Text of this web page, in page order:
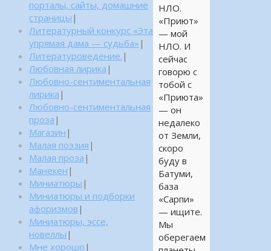
НЛО.
«Приют»
— мой
НЛО. И
сейчас
говорю с
тобой с
«Приюта»
— он
недалеко
от Земли,
скоро
буду в
Батуми,
база
«Сарпи»
— ищите.
Мы
оберегаем
порталы, сайты, домашние
страницы |
Литературный конкурс «Эта
упрямая дама — судьба» |
Литературоведение. |
Любовная лирика |
Любовно-сентиментальная
лирика |
Любовно-сентиментальная
проза |
Магазин |
Малая поэзия |
Малая проза |
Манекен |
Миниатюры |
Миниатюры и подборки
афоризмов |
Миниатюры, эссе,
новеллы |
Мне хорошо |